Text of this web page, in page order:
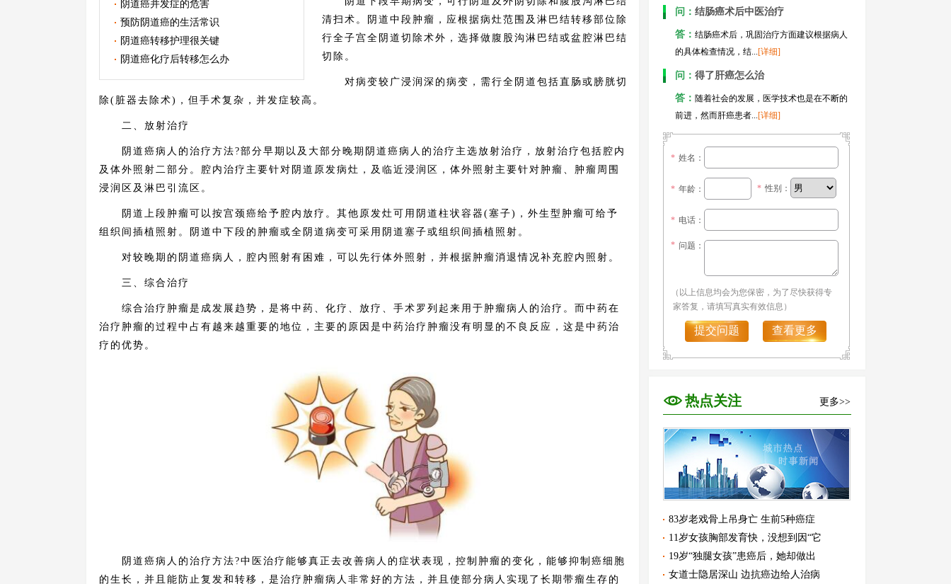
阴道癌并发症的危害
预防阴道癌的生活常识
阴道癌转移护理很关键
阴道癌化疗后转移怎么办
清扫术。阴道中段肿瘤，应根据病灶范围及淋巴结转移部位除
行全子宫全阴道切除术外，选择做腹股沟淋巴结或盆腔淋巴结
切除。
对病变较广浸润深的病变，需行全阴道包括直肠或膀胱切
除(脏器去除术)，但手术复杂，并发症较高。
二、放射治疗
阴道癌病人的治疗方法?部分早期以及大部分晚期阴道癌病人的治疗主选放射治疗，放射治疗包括腔内
及体外照射二部分。腔内治疗主要针对阴道原发病灶，及临近浸润区，体外照射主要针对肿瘤、肿瘤周围
浸润区及淋巴引流区。
阴道上段肿瘤可以按宫颈癌给予腔内放疗。其他原发灶可用阴道柱状容器(塞子)，外生型肿瘤可给予
组织间插植照射。阴道中下段的肿瘤或全阴道病变可采用阴道塞子或组织间插植照射。
对较晚期的阴道癌病人，腔内照射有困难，可以先行体外照射，并根据肿瘤消退情况补充腔内照射。
三、综合治疗
综合治疗肿瘤是成发展趋势，是将中药、化疗、放疗、手术罗列起来用于肿瘤病人的治疗。而中药在
治疗肿瘤的过程中占有越来越重要的地位，主要的原因是中药治疗肿瘤没有明显的不良反应，这是中药治
疗的优势。
阴道癌病人的治疗方法?中医治疗能够真正去改善病人的症状表现，控制肿瘤的变化，能够抑制癌细胞
的生长，并且能防止复发和转移，是治疗肿瘤病人非常好的方法，并且使部分病人实现了长期带瘤生存的
问： 结肠癌术后中医治疗
答： 结肠癌术后，巩固治疗方面建议根据病人
的具体检查情况，结...[详细]
问： 得了肝癌怎么治
答： 随着社会的发展，医学技术也是在不断的
前进，然而肝癌患者...[详细]
* 姓名：
* 年龄： * 性别：
* 电话：
* 问题：
（以上信息均会为您保密，为了尽快获得专
家答复，请填写真实有效信息）
提交问题 查看更多
热点关注 更多>>
83岁老戏骨上吊身亡 生前5种癌症
11岁女孩胸部发育快，没想到因“它
19岁“独腿女孩”患癌后，她却做出
女道士隐居深山 边抗癌边给人治病